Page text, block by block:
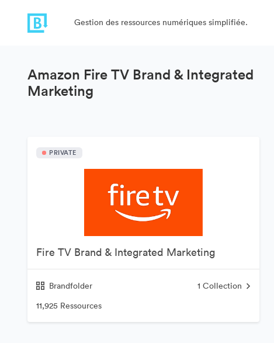
Gestion des ressources numériques simplifiée.
Amazon Fire TV Brand & Integrated
Marketing
PRIVATE
Fire TV Brand & Integrated Marketing
Brandfolder 1 Collection
11,925 Ressources